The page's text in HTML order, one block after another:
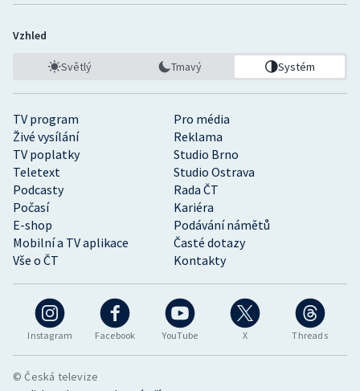
Instagram Facebook YouTube X Threads
TV program
Pro média
Živé vysílání
Reklama
TV poplatky
Studio Brno
Teletext
Studio Ostrava
Podcasty
Rada ČT
Počasí
Kariéra
E-shop
Podávání námětů
Mobilní a TV aplikace
Časté dotazy
Vše o ČT
Kontakty
Vzhled
Světlý Tmavý Systém
© Česká televize